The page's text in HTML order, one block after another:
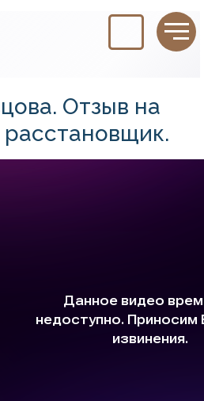
Отзыв на
расстановщик.